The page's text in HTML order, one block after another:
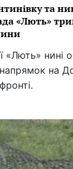
та
«Лють»
«Лють» нині
на